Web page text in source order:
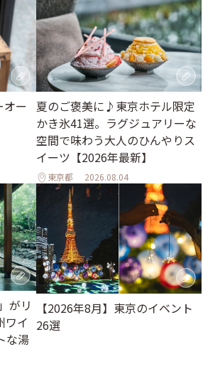
オー
夏のご褒美に♪東京ホテル限定
かき氷41選。ラグジュアリーな
空間で味わう大人のひんやりス
イーツ【2026年最新】
東京都 2026.08.04
がリ
ワイ
な湯
【2026年8月】東京のイベント
26選